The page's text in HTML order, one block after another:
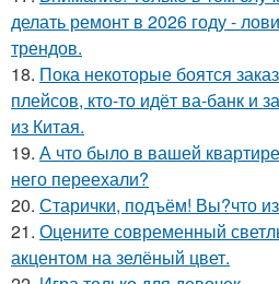
делать ремонт в 2026 году -
трендов.
18. Пока некоторые боятся
плейсов, кто-то идёт ва-банк и
из Китая.
19. А что было в вашей
него переехали?
20. Старички, подъём! Вы?что
21. Оцените современный
акцентом на зелёный цвет.